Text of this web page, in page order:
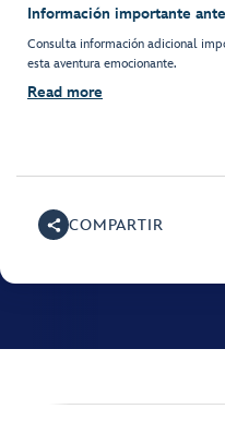
Información importante
Consulta información adicional
esta aventura emocionante.
Read more
COMPARTIR